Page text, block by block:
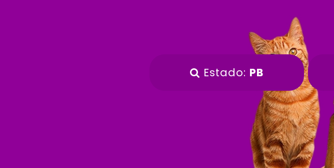
Estado: PB